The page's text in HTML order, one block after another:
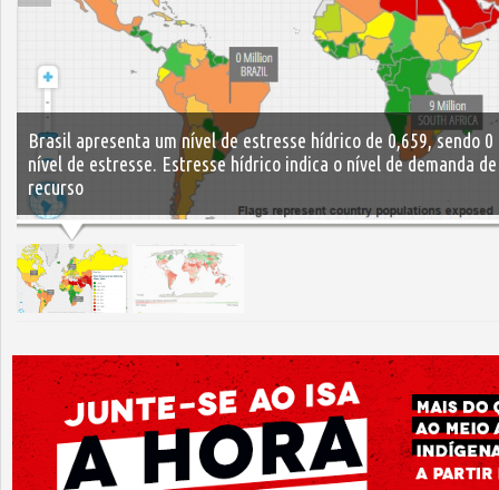
Brasil apresenta um nível de estresse hídrico de 0,659, sendo
nível de estresse. Estresse hídrico indica o nível de demanda
recurso